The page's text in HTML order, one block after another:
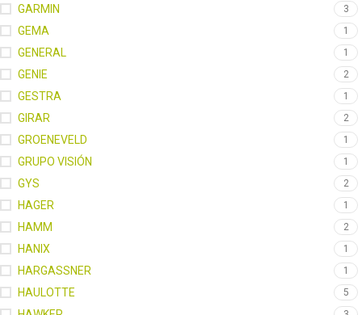
GARMIN 3
GEMA 1
GENERAL 1
GENIE 2
GESTRA 1
GIRAR 2
GROENEVELD 1
GRUPO VISIÓN 1
GYS 2
HAGER 1
HAMM 2
HANIX 1
HARGASSNER 1
HAULOTTE 5